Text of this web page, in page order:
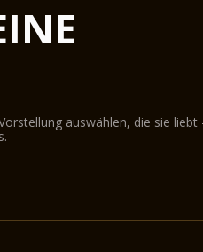
auswählen, die sie liebt